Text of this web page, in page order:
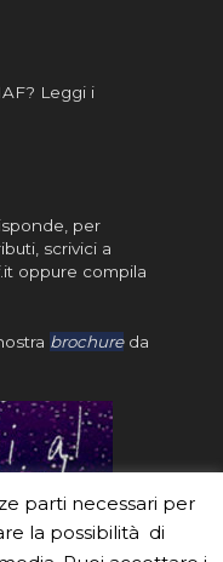
Leggi i
per
scrivici a
oppure compila
brochureda
parti necessari per
la possibilità di